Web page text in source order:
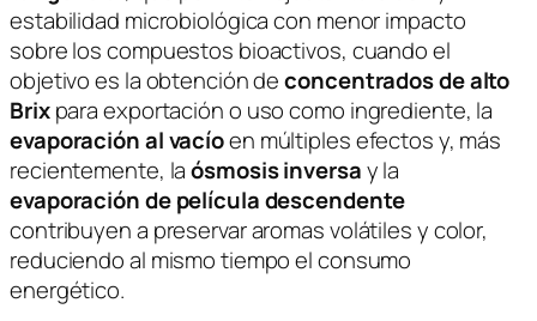
estabilidad microbiológica con menor impacto
sobre los compuestos bioactivos, cuando el
objetivo es la obtención deconcentrados de alto
Brixpara exportación o uso como ingrediente, la
evaporación al vacíoen múltiples efectos y, más
recientemente, laósmosis inversay la
evaporación de película descendente
contribuyen a preservar aromas volátiles y color,
reduciendo al mismo tiempo el consumo
energético.